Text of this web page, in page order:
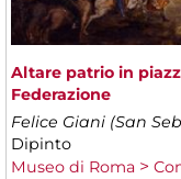
Altare patrio in
Federazione
Felice Giani (San
Dipinto
Museo di Roma